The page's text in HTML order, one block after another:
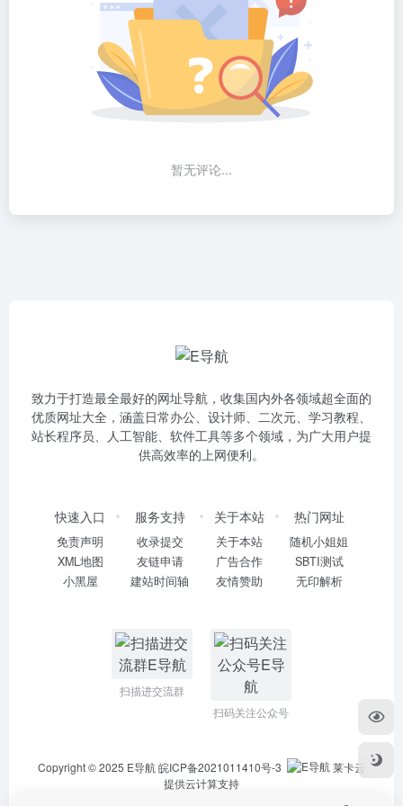
暂无评论...
致力于打造最全最好的网址导航，收集国内外各领域超全面的
优质网址大全，涵盖日常办公、设计师、二次元、学习教程、
站长程序员、人工智能、软件工具等多个领域，为广大用户提
供高效率的上网便利。
快速入口
免责声明
XML地图
小黑屋
服务支持
收录提交
友链申请
建站时间轴
关于本站
关于本站
广告合作
友情赞助
热门网址
随机小姐姐
SBTI测试
无印解析
扫描进交流群
扫码关注公众号
Copyright © 2025 E导航皖ICP备2021011410号-3
莱卡云
提供云计算支持